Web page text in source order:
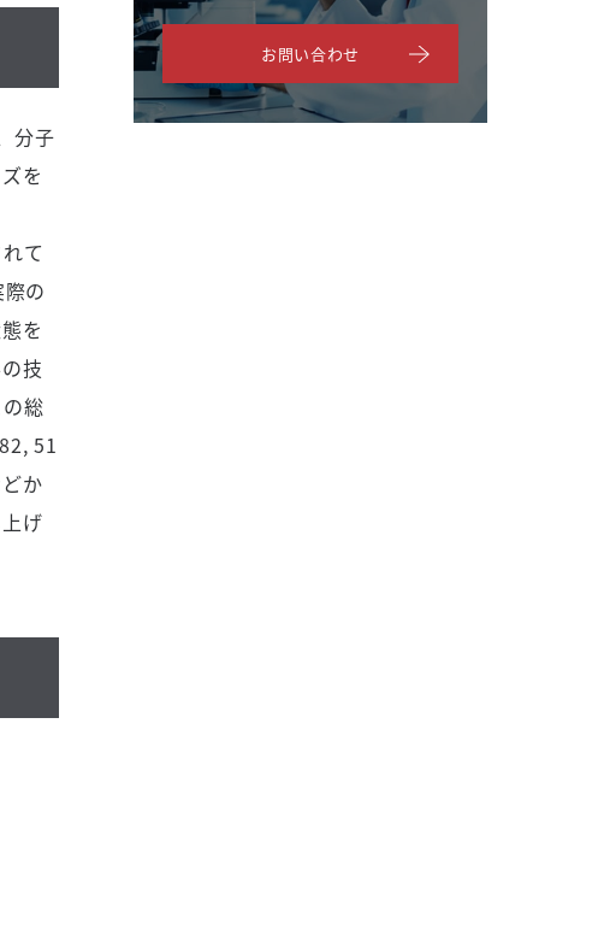
分子
を
て
の
を
技
総
51
か
げ
お問い合わせ